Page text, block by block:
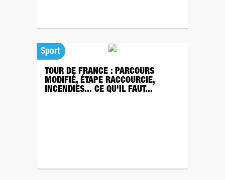
Sport
TOUR DE FRANCE : PARCOURS
MODIFIÉ, ÉTAPE RACCOURCIE,
INCENDIES... CE QU'IL FAUT...